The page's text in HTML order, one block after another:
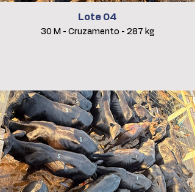
Lote 04
30 M - Cruzamento - 287 kg